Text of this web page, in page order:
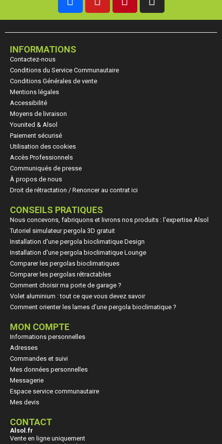
INFORMATIONS
Contactez-nous
Conditions du Service Communautaire
Conditions Générales de vente
Mentions légales
Accessibilité
Moyens de livraison
Younited & Alsol
Paiement sécurisé
Utilisation des cookies
Accès Professionnels
Communiqués de presse
À propos de nous
Droit de rétractation / Renoncer au contrat ici
CONSEILS PRATIQUES
Nous concevons, fabriquons et livrons nos produits : l'expertise Alsol
Tutoriel simulateur pergola 3D gratuit
Installation d'une pergola bioclimatique Design
Installation d'une pergola bioclimatique Lounge
Comparer les pergolas bioclimatiques
Comparer les pergolas rétractables
Comment choisir ma porte de garage ?
Volet aluminium : tout ce que vous devez savoir
Comment orienter les lames d’une pergola bioclimatique ?
MON COMPTE
Informations personnelles
Adresses
Commandes et suivi
Mes données personnelles
Messagerie
Espace service communautaire
Mes devis
CONTACT
Alsol.fr
Vente en ligne uniquement